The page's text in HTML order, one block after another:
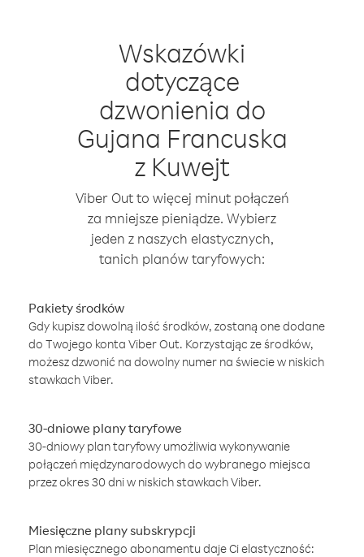
Wskazówki
dotyczące
dzwonienia do
Gujana Francuska
z Kuwejt
Viber Out to więcej minut połączeń
za mniejsze pieniądze. Wybierz
jeden z naszych elastycznych,
tanich planów taryfowych:
Pakiety środków
Gdy kupisz dowolną ilość środków, zostaną one dodane
do Twojego konta Viber Out. Korzystając ze środków,
możesz dzwonić na dowolny numer na świecie w niskich
stawkach Viber.
30-dniowe plany taryfowe
30-dniowy plan taryfowy umożliwia wykonywanie
połączeń międzynarodowych do wybranego miejsca
przez okres 30 dni w niskich stawkach Viber.
Miesięczne plany subskrypcji
Plan miesięcznego abonamentu daje Ci elastyczność: